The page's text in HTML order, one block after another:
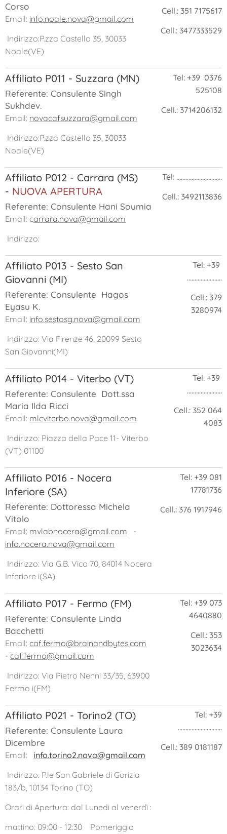
Corso
Email: info.noale.nova@gmail.com
Indirizzo:P.zza Castello 35, 30033
Noale(VE)
Cell.: 351 7175617
Cell.: 3477333529
Affiliato P011 - Suzzara (MN)
Referente: Consulente Singh
Sukhdev.
Email: novacafsuzzara@gmail.com
Indirizzo:P.zza Castello 35, 30033
Noale(VE)
Tel: +39 0376
525108
Cell.: 3714206132
Affiliato P012 - Carrara (MS)
- NUOVA APERTURA
Referente: Consulente Hani Soumia
Email: carrara.nova@gmail.com
Indirizzo:
Tel: ..............................
Cell.: 3492113836
Affiliato P013 - Sesto San
Giovanni (MI)
Referente: Consulente Hagos
Eyasu K.
Email: info.sestosg.nova@gmail.com
Indirizzo: Via Firenze 46, 20099 Sesto
San Giovanni(MI)
Tel: +39
.......................
Cell.: 379
3280974
Affiliato P014 - Viterbo (VT)
Referente: Consulente Dott.ssa
Maria Ilda Ricci
Email: mlcviterbo.nova@gmail.com
Indirizzo: Piazza della Pace 11- Viterbo
(VT) 01100
Tel: +39
.......................
Cell.: 352 064
4083
Affiliato P016 - Nocera
Inferiore (SA)
Referente: Dottoressa Michela
Vitolo
Email: mvlabnocera@gmail.com
-
info.nocera.nova@gmail.com
Indirizzo: Via G.B. Vico 70, 84014 Nocera
Inferiore i(SA)
Tel: +39 081
17781736
Cell.: 376 1917946
Affiliato P017 - Fermo (FM)
Referente: Consulente Linda
Bacchetti
Email: caf.fermo@brainandbytes.com
- caf.fermo@gmail.com
Indirizzo: Via Pietro Nenni 33/35, 63900
Fermo i(FM)
Tel: +39 073
4640880
Cell.: 353
3023634
Affiliato P021 - Torino2 (TO)
Referente: Consulente Laura
Dicembre
Email: info.torino2.nova@gmail.com
Indirizzo: P.le San Gabriele di Gorizia
183/b, 10134 Torino (TO)
Orari di Apertura: dal Lunedi al venerdì :
mattino: 09:00 - 12:30 Pomeriggio
Tel: +39
.............................
Cell.: 389 0181187